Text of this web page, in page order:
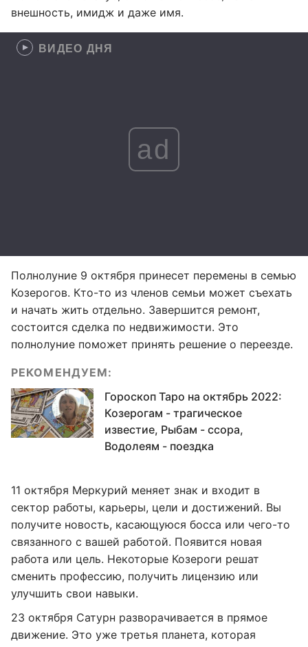
внешность, имидж и даже имя.
ВИДЕО ДНЯ
ad
Полнолуние 9 октября принесет перемены в семью
Козерогов. Кто-то из членов семьи может съехать
и начать жить отдельно. Завершится ремонт,
состоится сделка по недвижимости. Это
полнолуние поможет принять решение о переезде.
РЕКОМЕНДУЕМ:
Гороскоп Таро на октябрь 2022:
Козерогам - трагическое
известие, Рыбам - ссора,
Водолеям - поездка
11 октября Меркурий меняет знак и входит в
сектор работы, карьеры, цели и достижений. Вы
получите новость, касающуюся босса или чего-то
связанного с вашей работой. Появится новая
работа или цель. Некоторые Козероги решат
сменить профессию, получить лицензию или
улучшить свои навыки.
23 октября Сатурн разворачивается в прямое
движение. Это уже третья планета, которая